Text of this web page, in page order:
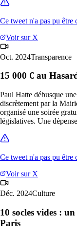
Ce tweet n'a pas pu être
Voir sur X
Oct. 2024Transparence
15 000 € au
Paul Hatte débusque
discrètement par la
organisé une soirée
législatives. Une
Ce tweet n'a pas pu être
Voir sur X
Déc. 2024Culture
10 socles vides :
Paris